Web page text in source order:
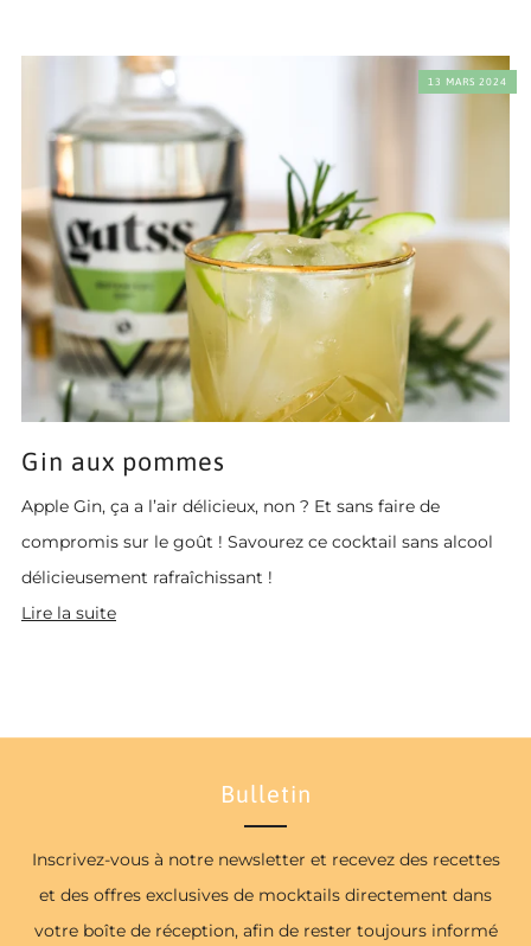
13 MARS 2024
Gin aux pommes
Apple Gin, ça a l’air délicieux, non ? Et sans faire de
compromis sur le goût ! Savourez ce cocktail sans alcool
délicieusement rafraîchissant !
Lire la suite
Bulletin
Inscrivez-vous à notre newsletter et recevez des recettes
et des offres exclusives de mocktails directement dans
votre boîte de réception, afin de rester toujours informé